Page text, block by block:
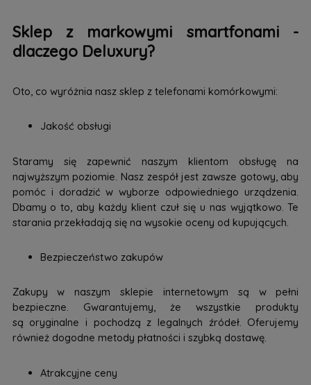
Sklep z markowymi smartfonami -
dlaczego Deluxury?
Oto, co wyróżnia nasz sklep z telefonami komórkowymi:
Jakość obsługi
Staramy się zapewnić naszym klientom obsługę na
najwyższym poziomie. Nasz zespół jest zawsze gotowy, aby
pomóc i doradzić w wyborze odpowiedniego urządzenia.
Dbamy o to, aby każdy klient czuł się u nas wyjątkowo. Te
starania przekładają się na wysokie oceny od kupujących.
Bezpieczeństwo zakupów
Zakupy w naszym sklepie internetowym są w pełni
bezpieczne. Gwarantujemy, że wszystkie produkty
są oryginalne i pochodzą z legalnych źródeł. Oferujemy
również dogodne metody płatności i szybką dostawę.
Atrakcyjne ceny